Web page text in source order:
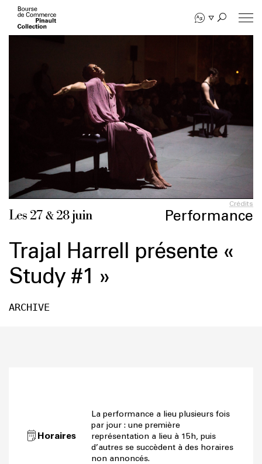
Aller
contenu
Crédits
Les 27 & 28 juin Performance
Trajal Harrell présente «
Study #1 »
ARCHIVE
Horaires
La performance a lieu plusieurs fois
par jour : une première
représentation a lieu à 15h, puis
d’autres se succèdent à des horaires
non annoncés.